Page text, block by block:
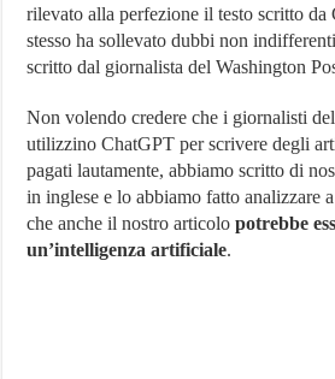
rilevato alla perfezione il testo scritto da
stesso ha sollevato dubbi non
scritto dal giornalista del Washington
Non volendo credere che i giornalisti
utilizzino ChatGPT per scrivere degli
pagati lautamente, abbiamo scritto di
in inglese e lo abbiamo fatto analizzare
che anche il nostro articolopotrebbe
un’intelligenza artificiale.